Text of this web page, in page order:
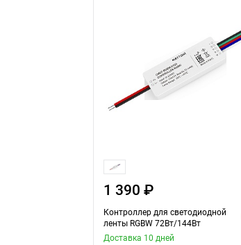
1 390 ₽
Контроллер для светодиодной
ленты RGBW 72Вт/144Вт
Доставка 10 дней